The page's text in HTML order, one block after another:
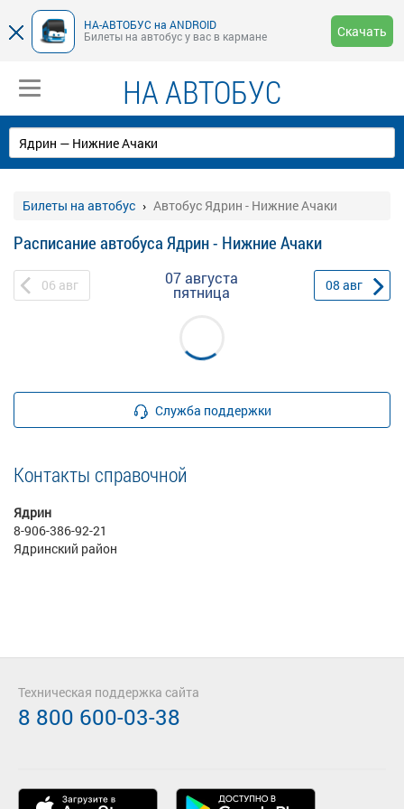
НА-АВТОБУС на ANDROID
Билеты на автобус у вас в кармане
Скачать
НА АВТОБУС
Билеты на автобус Автобус Ядрин - Нижние Ачаки
Расписание автобуса Ядрин - Нижние Ачаки
06 авг 07 августа
пятница 08 авг
Служба поддержки
Контакты справочной
Ядрин
8-906-386-92-21
Ядринский район
Техническая поддержка сайта
8 800 600-03-38